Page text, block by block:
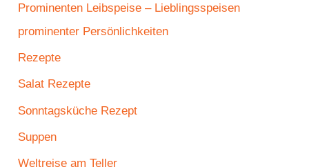
Prominenten Leibspeise – Lieblingsspeisen
prominenter Persönlichkeiten
Rezepte
Salat Rezepte
Sonntagsküche Rezept
Suppen
Weltreise am Teller